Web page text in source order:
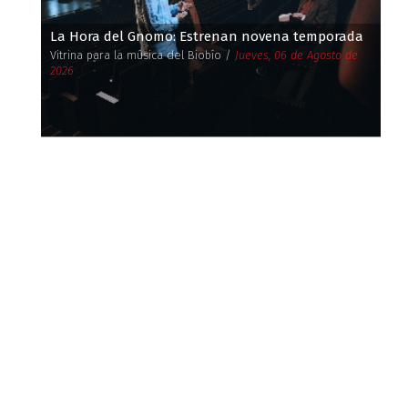
La Hora del Gnomo: Estrenan novena temporada
Vitrina para la música del Biobío / Jueves, 06 de Agosto de
2026